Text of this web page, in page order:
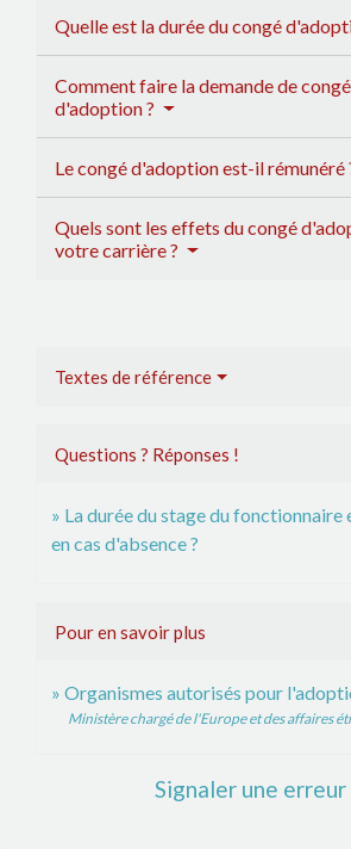
Quelle est la durée du congé
Comment faire la demande de congé
d'adoption ?
Le congé d'adoption est-il rémunéré
Quels sont les effets du congé
votre carrière ?
Textes de référence
Questions ? Réponses !
La durée du stage du
en cas d'absence ?
Pour en savoir plus
Organismes autorisés pour
Ministère chargé de l'Europe et des affaires
Signaler une